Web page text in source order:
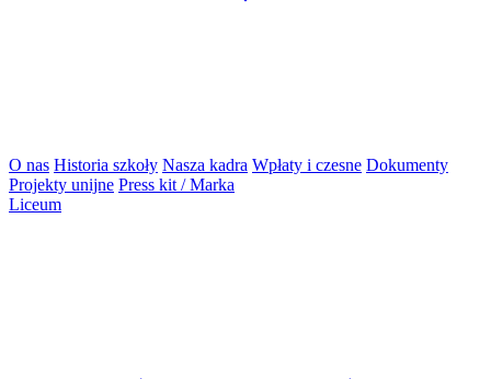
O nas Historia szkoły Nasza kadra Wpłaty i czesne Dokumenty
Projekty unijne Press kit / Marka
Liceum